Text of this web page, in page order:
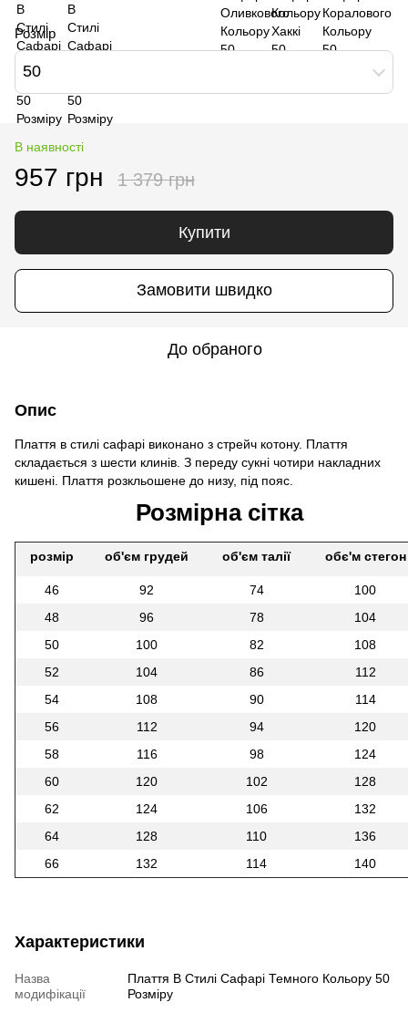
Розмір
50
В наявності
957 грн 1 379 грн
Купити
Замовити швидко
До обраного
Опис
Плаття в стилі сафарі виконано з стрейч котону. Плаття
складається з шести клинів. З переду сукні чотири накладних
кишені. Плаття розкльошене до низу, під пояс.
Розмірна сітка
розмір об'єм грудей об'єм талії обє'м стегон
46 92 74
100
48
96 78
104
50
100 82
108
52
104 86
112
54
108 90
114
56
112 94
120
58
116 98
124
60
120 102
128
62
124 106
132
64
128 110
136
66
132 114 140
Характеристики
Назва
модифікації
Плаття В Стилі Сафарі Темного Кольору 50
Розміру